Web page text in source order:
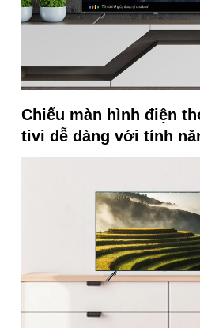
Chiếu màn hình điện
tivi dễ dàng với tính